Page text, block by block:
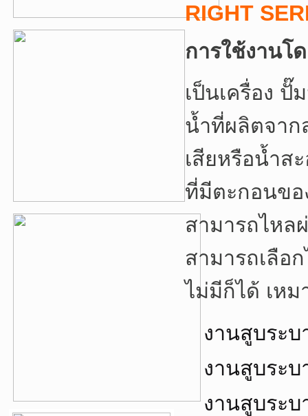
RIGHT
การใช้งานโ
เป็นเครื่อง
น้ำที่ผลิตจาก
เสียหรือน้ำส
ที่มีตะกอนขอ
สามารถไหล
สามารถเลือ
ไม่มีก็ได้ เหม
งานสูบระ
งานสูบระ
งานสูบระบ